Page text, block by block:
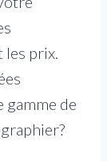
les prix.
de